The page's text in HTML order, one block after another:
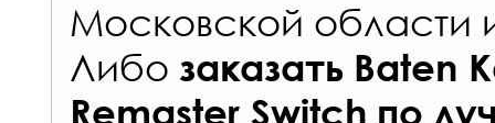
Московской области
Либо заказать Baten
Remaster Switch по